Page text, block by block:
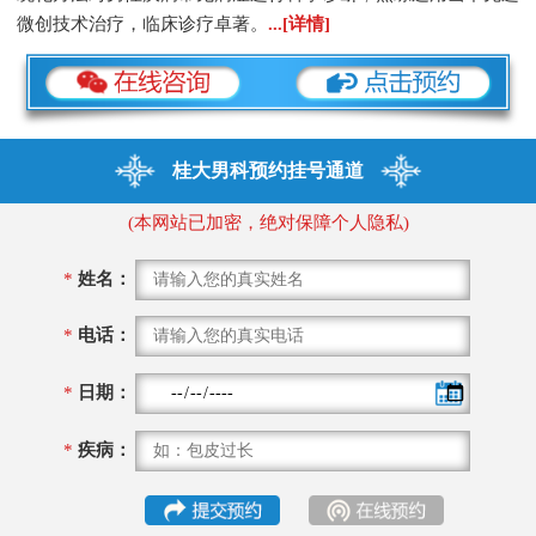
微创技术治疗，临床诊疗卓著。 ...[详情]
桂大男科预约挂号通道
(本网站已加密，绝对保障个人隐私)
* 姓名：
* 电话：
* 日期：
* 疾病：